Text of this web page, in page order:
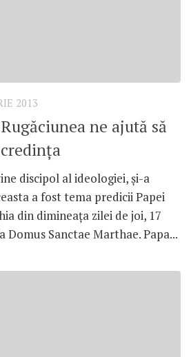
2013
ne ajută să
discipol al ideologiei, şi-a
a fost tema predicii Papei
din dimineaţa zilei de joi, 17
Domus Sanctae Marthae. Papa...